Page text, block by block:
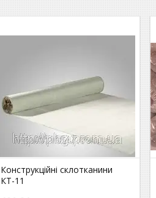
Конструкційні склотканини
КТ-11